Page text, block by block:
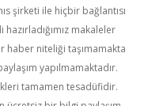
şirketi ile hiçbir bağlantısı
makaleler
haber niteliği taşımamakta
yapılmamaktadır.
tamamen tesadüfidir.